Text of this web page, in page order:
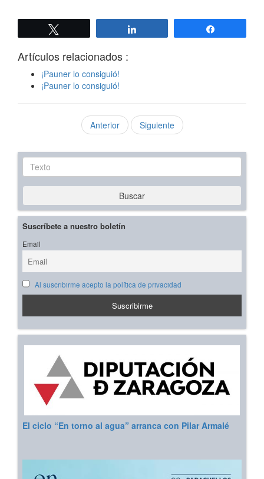
Artículos relacionados :
¡Pauner lo consiguió!
¡Pauner lo consiguió!
Anterior Siguiente
Texto
Buscar
Suscríbete a nuestro boletín
Email
Al suscribirme acepto la política de privacidad
El ciclo “En torno al agua” arranca con Pilar Armalé